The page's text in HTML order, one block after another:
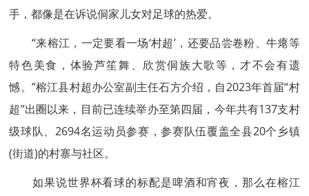
手，都像是在诉说侗家儿女对足球的热爱。
“来榕江，一定要看一场‘村超’，还要品尝卷粉、牛瘪等
特色美食，体验芦笙舞、欣赏侗族大歌等，才不会有遗
憾。”榕江县村超办公室副主任石方介绍，自2023年首届“村
超”出圈以来，目前已连续举办至第四届，今年共有137支村
级球队、2694名运动员参赛，参赛队伍覆盖全县20个乡镇
(街道)的村寨与社区。
如果说世界杯看球的标配是啤酒和宵夜，那么在榕江